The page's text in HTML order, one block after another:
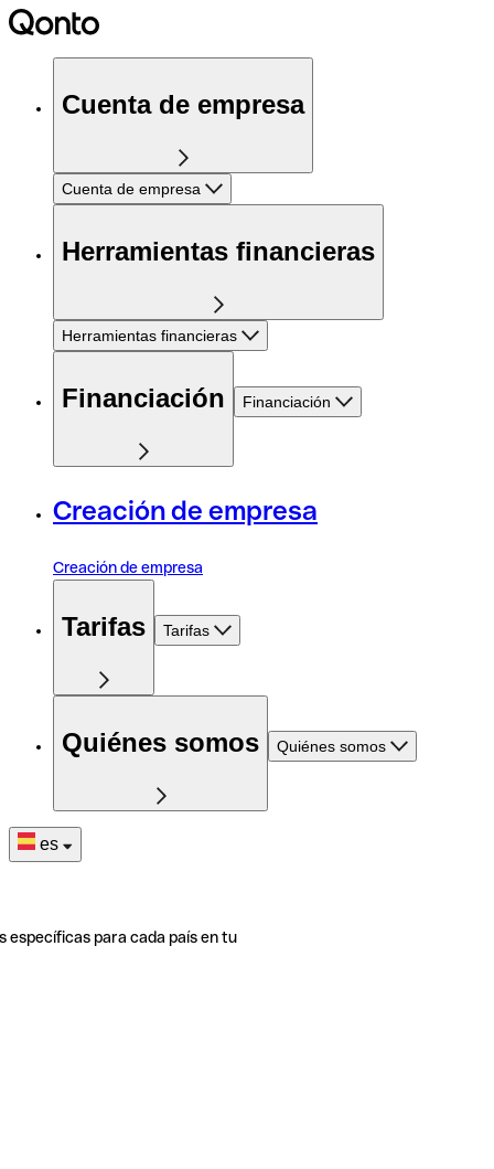
Cuenta de empresa
Cuenta de empresa
Herramientas financieras
Herramientas financieras
Financiación Financiación
Creación de empresa
Creación de empresa
Tarifas Tarifas
Quiénes somos Quiénes somos
es
específicas para cada país en tu